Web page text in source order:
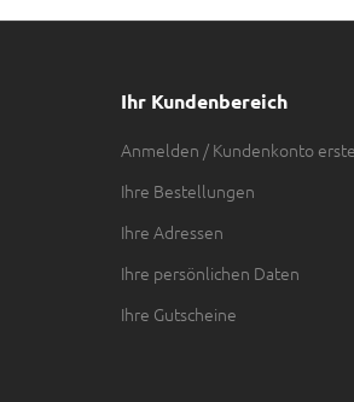
Ihr Kundenbereich
Anmelden / Kundenkonto
Ihre Bestellungen
Ihre Adressen
Ihre persönlichen Daten
Ihre Gutscheine